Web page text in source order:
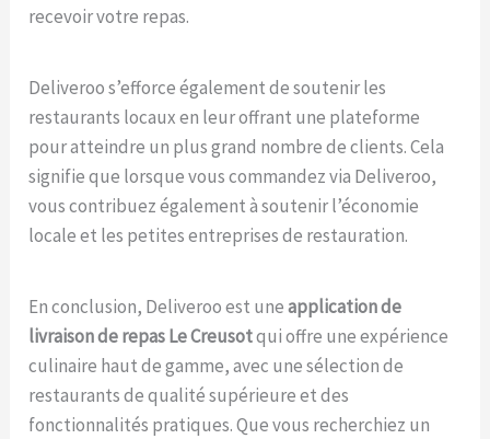
recevoir votre repas.
Deliveroo s’efforce également de soutenir les
restaurants locaux en leur offrant une plateforme
pour atteindre un plus grand nombre de clients. Cela
signifie que lorsque vous commandez via Deliveroo,
vous contribuez également à soutenir l’économie
locale et les petites entreprises de restauration.
En conclusion, Deliveroo est uneapplication de
livraison de repas Le Creusotqui offre une expérience
culinaire haut de gamme, avec une sélection de
restaurants de qualité supérieure et des
fonctionnalités pratiques. Que vous recherchiez un